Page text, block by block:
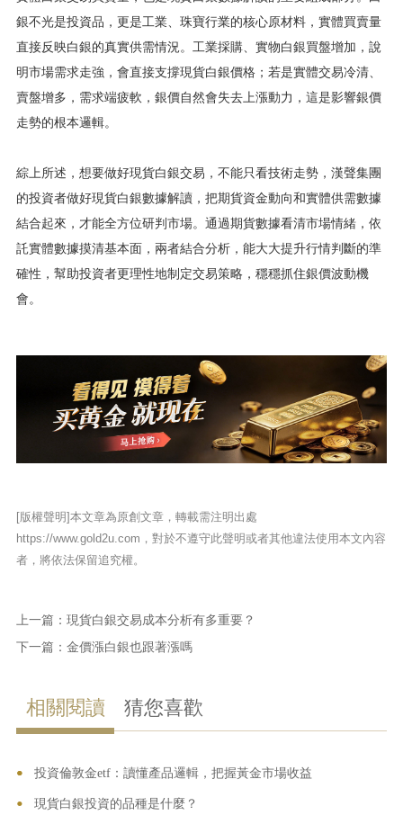
銀不光是投資品，更是工業、珠寶行業的核心原材料，實體買賣量
直接反映白銀的真實供需情況。工業採購、實物白銀買盤增加，說
明市場需求走強，會直接支撐現貨白銀價格；若是實體交易冷清、
賣盤增多，需求端疲軟，銀價自然會失去上漲動力，這是影響銀價
走勢的根本邏輯。
綜上所述，想要做好現貨白銀交易，不能只看技術走勢，漢聲集團
的投資者做好現貨白銀數據解讀，把期貨資金動向和實體供需數據
結合起來，才能全方位研判市場。通過期貨數據看清市場情緒，依
託實體數據摸清基本面，兩者結合分析，能大大提升行情判斷的準
確性，幫助投資者更理性地制定交易策略，穩穩抓住銀價波動機
會。
[版權聲明]本文章為原創文章，轉載需注明出處
https://www.gold2u.com，對於不遵守此聲明或者其他違法使用本文內容
者，將依法保留追究權。
上一篇： 現貨白銀交易成本分析有多重要？
下一篇： 金價漲白銀也跟著漲嗎
相關閱讀 猜您喜歡
•
• 投資倫敦金etf：讀懂產品邏輯，把握黃金市場收益
• 現貨白銀投資的品種是什麼？